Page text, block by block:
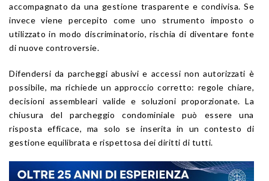
accompagnato da una gestione trasparente e condivisa. Se
invece viene percepito come uno strumento imposto o
utilizzato in modo discriminatorio, rischia di diventare fonte
di nuove controversie.
Difendersi da parcheggi abusivi e accessi non autorizzati è
possibile, ma richiede un approccio corretto: regole chiare,
decisioni assembleari valide e soluzioni proporzionate. La
chiusura del parcheggio condominiale può essere una
risposta efficace, ma solo se inserita in un contesto di
gestione equilibrata e rispettosa dei diritti di tutti.